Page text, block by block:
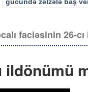
faciəsinin 26-
ildönümü